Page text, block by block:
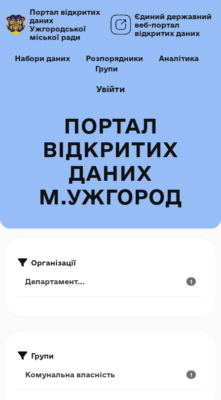
Портал відкритих
даних
Ужгородської
міської ради
Єдиний державний
веб-портал
відкритих даних
Набори даних Розпорядники
Аналітика
Групи
Увійти
ПОРТАЛ
ВІДКРИТИХ
ДАНИХ
М.УЖГОРОД
Організації
Департамент... 1
Групи
Комунальна власність 1